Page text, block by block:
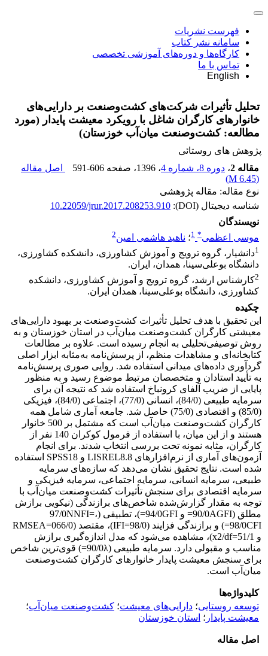
فهرست نشریات
سامانه نشر کتاب
کارگاه‌ها و دوره‌های آموزشی تخصصی
تماس با ما
English
تحلیل تأثیرات شرکت‌های کشت‌وصنعت بر دارایی‌های
خانوارهای کارگران شاغل با رویکرد معیشت پایدار (مورد
مطالعه: کشت‌وصنعت میان‌آب خوزستان)
پژوهش های روستائی
مقاله 2
، دوره 8، شماره 4 ، 1396 ، صفحه 591-606
اصل مقاله
(
6.45 M
)
نوع مقاله: مقاله پژوهشی
شناسه دیجیتال (DOI):
10.22059/jrur.2017.208253.910
نویسندگان
موسی اعظمی*
1؛ ناهید هاشمی امین2
1دانشیار، گروه ترویج و آموزش کشاورزی، دانشکده کشاورزی،
دانشگاه بوعلی‌سینا، همدان، ایران.
2کارشناس ارشد، گروه ترویج و آموزش کشاورزی، دانشکده
کشاورزی، دانشگاه بوعلی‌سینا، همدان ایران.
چکیده
این تحقیق با هدف تحلیل تأثیرات کشت‌وصنعت بر بهبود دارایی‌های
معیشتی کارگران کشت‌وصنعت میان‌آب در استان خوزستان و به
روش توصیفی‌تحلیلی به انجام رسیده است. علاوه بر مطالعات
کتابخانه‌ای و مشاهدات منظم، از پرسش‌نامه به‌مثابه ابزار اصلی
گردآوری داده‌های میدانی استفاده شد. روایی صوری پرسش‌نامه
به تأیید استادان و متخصصان مرتبط موضوع رسید و به منظور
پایایی از ضریب آلفای کرونباخ استفاده شد که نتیجه آن برای
سرمایه طبیعی (84/0)، انسانی (77/0)، اجتماعی (84/0)، فیزیکی
(85/0) و اقتصادی (75/0) حاصل شد. جامعه آماری شامل همه
کارگران کشت‌وصنعت میان‌آب است که مشتمل بر 500 خانوار
هستند و از این میان، با استفاده از فرمول کوکران 140 نفر از
کارگران، مثابه نمونه تحت بررسی انتخاب شدند. برای انجام
آزمون‌های آماری از نرم‌افزارهای LISREL8.8 و SPSS18 استفاده
شده است. نتایج تحقیق نشان می‌دهد که سازه‌های سرمایه
طبیعی، سرمایه انسانی، سرمایه اجتماعی، سرمایه فیزیکی و
سرمایه اقتصادی برای سنجش تأثیرات کشت‌وصنعت میان‌آب با
توجه به مقدار گزارش‌شده شاخص‌های برازندگی (نیکویی برازش
مطلق (90/0AGFI= و 94/0GFI=)، تطبیقی (97/0NNFI=،
98/0CFI=) و برازندگی فزایند (98/0=IFI)، مقتصد (066/0=RMSEA
و 51/1=x2/df)، مشاهده می‌شود که مدل اندازه‌گیری برازش
مناسب و مقبولی دارد. سرمایه طبیعی (90/0λ=) قوی‌ترین شاخص
برای سنجش معیشت پایدار خانوارهای کارگران کشت‌وصنعت
میان‌آب است.
کلیدواژه‌ها
توسعه روستایی؛ دارایی‌های معیشت؛ کشت‌وصنعت میان‌آب؛
معیشت پایدار ؛ استان خوزستان
اصل مقاله